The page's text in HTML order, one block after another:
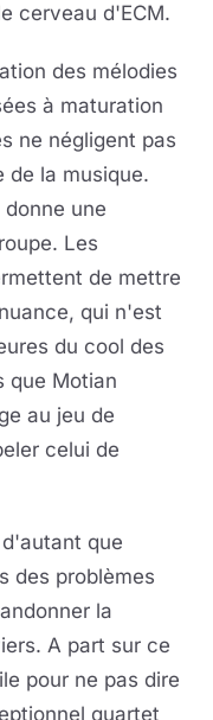
cerveau d'ECM.
des mélodies
à maturation
ne négligent pas
de la musique.
une
Les
de mettre
qui n'est
du cool des
que Motian
au jeu de
celui de
que
des problèmes
la
A part sur ce
pour ne pas dire
quartet